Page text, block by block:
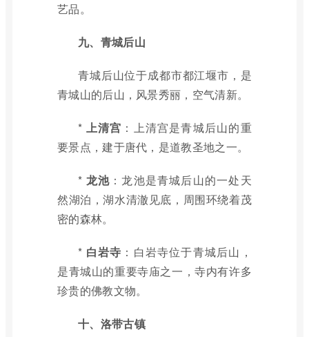
艺品。
九、青城后山
青城后山位于成都市都江堰市，是
青城山的后山，风景秀丽，空气清新。
* 上清宫 ：上清宫是青城后山的重
要景点，建于唐代，是道教圣地之一。
* 龙池 ：龙池是青城后山的一处天
然湖泊，湖水清澈见底，周围环绕着茂
密的森林。
* 白岩寺 ：白岩寺位于青城后山，
是青城山的重要寺庙之一，寺内有许多
珍贵的佛教文物。
十、洛带古镇